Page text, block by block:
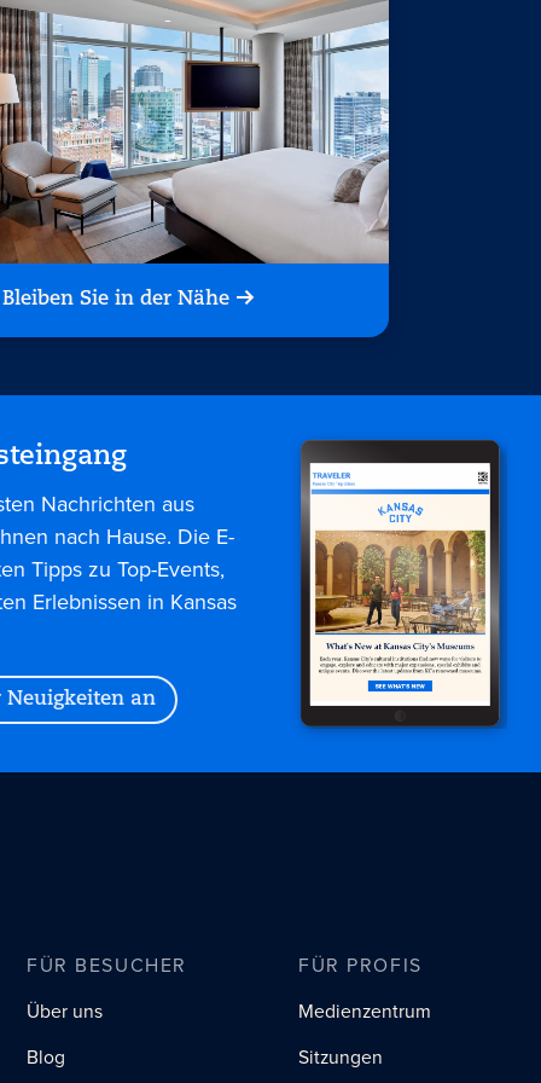
Bleiben Sie in der Nähe
Nachrichten aus
nach Hause. Die E-
Tipps zu Top-Events,
Erlebnissen in Kansas
Neuigkeiten an
FÜR BESUCHER
Über uns
Blog
FÜR PROFIS
Medienzentrum
Sitzungen